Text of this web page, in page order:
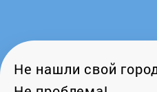
Не нашли свой